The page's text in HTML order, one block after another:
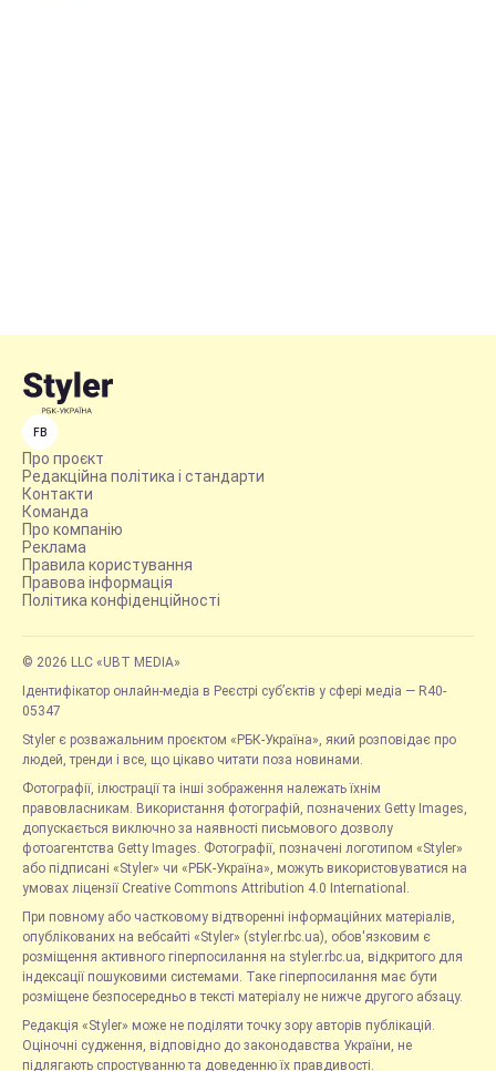
FB
Про проєкт
Редакційна політика і стандарти
Контакти
Команда
Про компанію
Реклама
Правила користування
Правова інформація
Політика конфіденційності
© 2026 LLC «UBT MEDIA»
Ідентифікатор онлайн-медіа в Реєстрі суб’єктів у сфері медіа — R40-
05347
Styler є розважальним проєктом «РБК-Україна», який розповідає про
людей, тренди і все, що цікаво читати поза новинами.
Фотографії, ілюстрації та інші зображення належать їхнім
правовласникам. Використання фотографій, позначених Getty Images,
допускається виключно за наявності письмового дозволу
фотоагентства Getty Images. Фотографії, позначені логотипом «Styler»
або підписані «Styler» чи «РБК-Україна», можуть використовуватися на
умовах ліцензії Creative Commons Attribution 4.0 International.
При повному або частковому відтворенні інформаційних матеріалів,
опублікованих на вебсайті «Styler» (styler.rbc.ua), обов'язковим є
розміщення активного гіперпосилання на styler.rbc.ua, відкритого для
індексації пошуковими системами. Таке гіперпосилання має бути
розміщене безпосередньо в тексті матеріалу не нижче другого абзацу.
Редакція «Styler» може не поділяти точку зору авторів публікацій.
Оціночні судження, відповідно до законодавства України, не
підлягають спростуванню та доведенню їх правдивості.